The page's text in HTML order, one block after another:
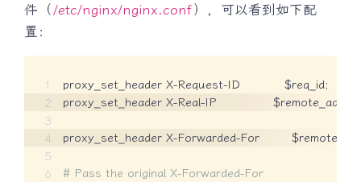
件（ /etc/nginx/nginx.conf），可以看到如下配
置：
proxy_set_header X-Request-ID           $req_id;
proxy_set_header X-Real-IP              $remote_addr;
proxy_set_header X-Forwarded-For
# Pass the original X-Forwarded-For